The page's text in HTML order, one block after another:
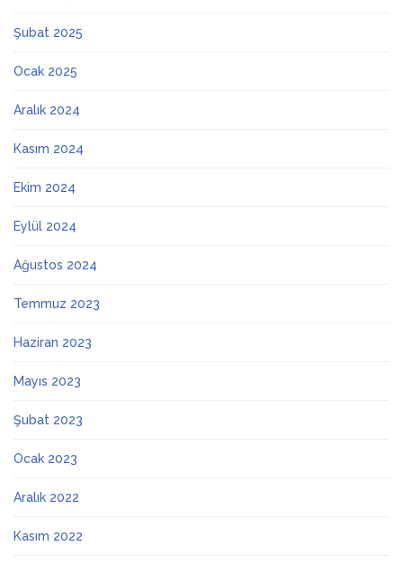
Şubat 2025
Ocak 2025
Aralık 2024
Kasım 2024
Ekim 2024
Eylül 2024
Ağustos 2024
Temmuz 2023
Haziran 2023
Mayıs 2023
Şubat 2023
Ocak 2023
Aralık 2022
Kasım 2022